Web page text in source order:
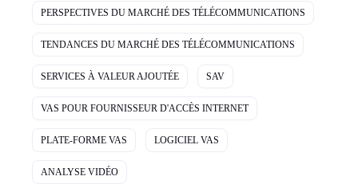
PERSPECTIVES DU MARCHÉ DES TÉLÉCOMMUNICATIONS
TENDANCES DU MARCHÉ DES TÉLÉCOMMUNICATIONS
SERVICES À VALEUR AJOUTÉE SAV
VAS POUR FOURNISSEUR D'ACCÈS INTERNET
PLATE-FORME VAS LOGICIEL VAS
ANALYSE VIDÉO